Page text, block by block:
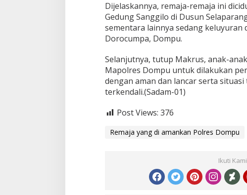
Dijelaskannya, remaja-remaja ini
Gedung Sanggilo di Dusun
sementara lainnya sedang keluyuran
Dorocumpa, Dompu.
Selanjutnya, tutup Makrus, anak-
Mapolres Dompu untuk dilakukan
dengan aman dan lancar serta
terkendali.(Sadam-01)
Post Views: 376
Remaja yang di amankan Polres Dompu
Ikuti Kami